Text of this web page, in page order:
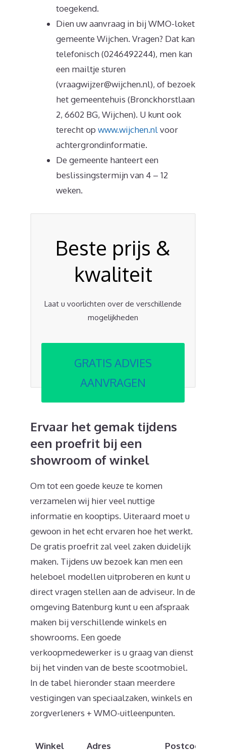
toegekend.
Dien uw aanvraag in bij WMO-loket
gemeente Wijchen. Vragen? Dat kan
telefonisch (0246492244), men kan
een mailtje sturen
(vraagwijzer@wijchen.nl), of bezoek
het gemeentehuis (Bronckhorstlaan
2, 6602 BG, Wijchen). U kunt ook
terecht op www.wijchen.nlvoor
achtergrondinformatie.
De gemeente hanteert een
beslissingstermijn van 4 – 12
weken.
Beste prijs &
kwaliteit
Laat u voorlichten over de verschillende
mogelijkheden
GRATIS ADVIES
AANVRAGEN
Ervaar het gemak tijdens
een proefrit bij een
showroom of winkel
Om tot een goede keuze te komen
verzamelen wij hier veel nuttige
informatie en kooptips. Uiteraard moet u
gewoon in het echt ervaren hoe het werkt.
De gratis proefrit zal veel zaken duidelijk
maken. Tijdens uw bezoek kan men een
heleboel modellen uitproberen en kunt u
direct vragen stellen aan de adviseur. In de
omgeving Batenburg kunt u een afspraak
maken bij verschillende winkels en
showrooms. Een goede
verkoopmedewerker is u graag van dienst
bij het vinden van de beste scootmobiel.
In de tabel hieronder staan meerdere
vestigingen van speciaalzaken, winkels en
zorgverleners + WMO-uitleenpunten.
Winkel Adres Postcode